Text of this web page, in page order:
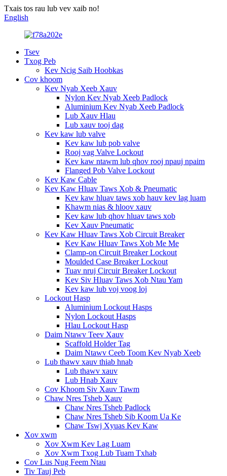
Txais tos rau lub vev xaib no!
English
Tsev
Txog Peb
Kev Ncig Saib Hoobkas
Cov khoom
Kev Nyab Xeeb Xauv
Nylon Kev Nyab Xeeb Padlock
Aluminium Kev Nyab Xeeb Padlock
Lub Xauv Hlau
Lub xauv tooj dag
Kev kaw lub valve
Kev kaw lub pob valve
Rooj vag Valve Lockout
Kev kaw ntawm lub qhov rooj npauj npaim
Flanged Pob Valve Lockout
Kev Kaw Cable
Kev Kaw Hluav Taws Xob & Pneumatic
Kev kaw hluav taws xob hauv kev lag luam
Khawm nias & hloov xauv
Kev kaw lub qhov hluav taws xob
Kev Xauv Pneumatic
Kev Kaw Hluav Taws Xob Circuit Breaker
Kev Kaw Hluav Taws Xob Me Me
Clamp-on Circuit Breaker Lockout
Moulded Case Breaker Lockout
Tuav nruj Circuir Breaker Lockout
Kev Siv Hluav Taws Xob Ntau Yam
Kev kaw lub voj voog loj
Lockout Hasp
Aluminium Lockout Hasps
Nylon Lockout Hasps
Hlau Lockout Hasp
Daim Ntawv Teev Xauv
Scaffold Holder Tag
Daim Ntawv Ceeb Toom Kev Nyab Xeeb
Lub thawv xauv thiab hnab
Lub thawv xauv
Lub Hnab Xauv
Cov Khoom Siv Xauv Tawm
Chaw Nres Tsheb Xauv
Chaw Nres Tsheb Padlock
Chaw Nres Tsheb Sib Koom Ua Ke
Chaw Tswj Xyuas Kev Kaw
Xov xwm
Xov Xwm Kev Lag Luam
Xov Xwm Txog Lub Tuam Txhab
Cov Lus Nug Feem Ntau
Tiv Tauj Peb